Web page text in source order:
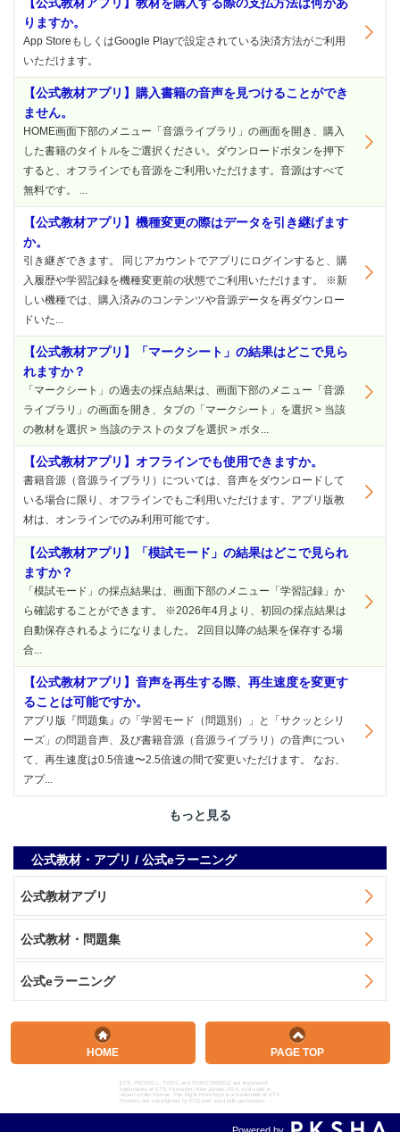
りますか。
App StoreもしくはGoogle Playで設定されている決済方法がご利用
いただけます。
【公式教材アプリ】購入書籍の音声を見つけることができ
ません。
HOME画面下部のメニュー「音源ライブラリ」の画面を開き、購入
した書籍のタイトルをご選択ください。ダウンロードボタンを押下
すると、オフラインでも音源をご利用いただけます。音源はすべて
無料です。 ...
【公式教材アプリ】機種変更の際はデータを引き継げます
か。
引き継ぎできます。 同じアカウントでアプリにログインすると、購
入履歴や学習記録を機種変更前の状態でご利用いただけます。 ※新
しい機種では、購入済みのコンテンツや音源データを再ダウンロー
ドいた...
【公式教材アプリ】「マークシート」の結果はどこで見ら
れますか？
「マークシート」の過去の採点結果は、画面下部のメニュー「音源
ライブラリ」の画面を開き、タブの「マークシート」を選択 > 当該
の教材を選択 > 当該のテストのタブを選択 > ボタ...
【公式教材アプリ】オフラインでも使用できますか。
書籍音源（音源ライブラリ）については、音声をダウンロードして
いる場合に限り、オフラインでもご利用いただけます。アプリ版教
材は、オンラインでのみ利用可能です。
【公式教材アプリ】「模試モード」の結果はどこで見られ
ますか？
「模試モード」の採点結果は、画面下部のメニュー「学習記録」か
ら確認することができます。 ※2026年4月より、初回の採点結果は
自動保存されるようになりました。 2回目以降の結果を保存する場
合...
【公式教材アプリ】音声を再生する際、再生速度を変更す
ることは可能ですか。
アプリ版『問題集』の「学習モード（問題別）」と「サクッとシリ
ーズ」の問題音声、及び書籍音源（音源ライブラリ）の音声につい
て、再生速度は0.5倍速〜2.5倍速の間で変更いただけます。 なお、
アプ...
もっと見る
公式教材・アプリ / 公式eラーニング
公式教材アプリ
公式教材・問題集
公式eラーニング
ETS, PROPELL, TOEIC and TOEIC BRIDGE are registered
trademarks of ETS, Princeton, New Jersey, USA, and used in
Japan under license. The Eight-Point logo is a trademark of ETS.
Portions are copyrighted by ETS and used with permission.
HOME PAGE TOP